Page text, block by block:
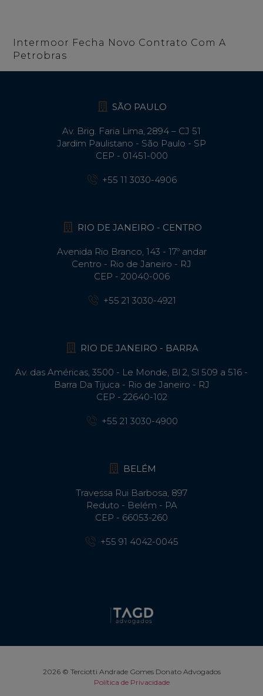
Intermoor Fecha Novo Contrato Com A
Petrobras
SÃO PAULO
Av. Brig. Faria Lima, 2894 – CJ 51
Jardim Paulistano - São Paulo - SP
CEP - 01451-000
+55 11 3030-4906
RIO DE JANEIRO - CENTRO
Avenida Rio Branco, 143 - 17º andar
Centro - Rio de Janeiro - RJ
CEP - 20040-006
+55 21 3030-4921
RIO DE JANEIRO - BARRA
Av. das Américas, 3500 - Le Monde, Bl 2, Sl 509 a 516 -
Barra Da Tijuca - Rio de Janeiro - RJ
CEP - 22640-102​
+55 21 3030-4900
BELÉM
Travessa Rui Barbosa, 897
Reduto - Belém - PA
CEP - 66053-260
+55 91 4042-0045
2026 © Terciotti Andrade Gomes Donato Advogados
Política de Privacidade